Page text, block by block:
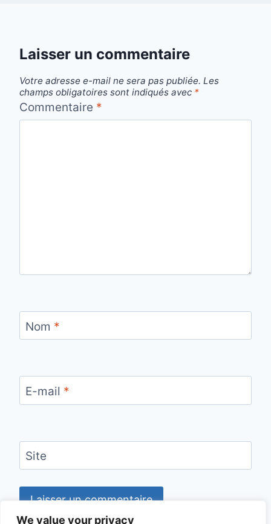
We value your privacy
Laisser un commentaire
Votre adresse e-mail ne sera pas publiée. Les
champs obligatoires sont indiqués avec *
Commentaire *
Nom *
E-mail *
Site